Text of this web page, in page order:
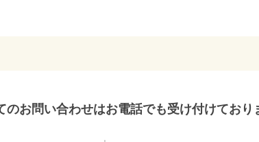
のお問い合わせはお電話でも受け付けており